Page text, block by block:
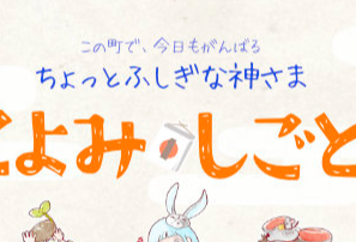
よみしごと〔和原ハト〕